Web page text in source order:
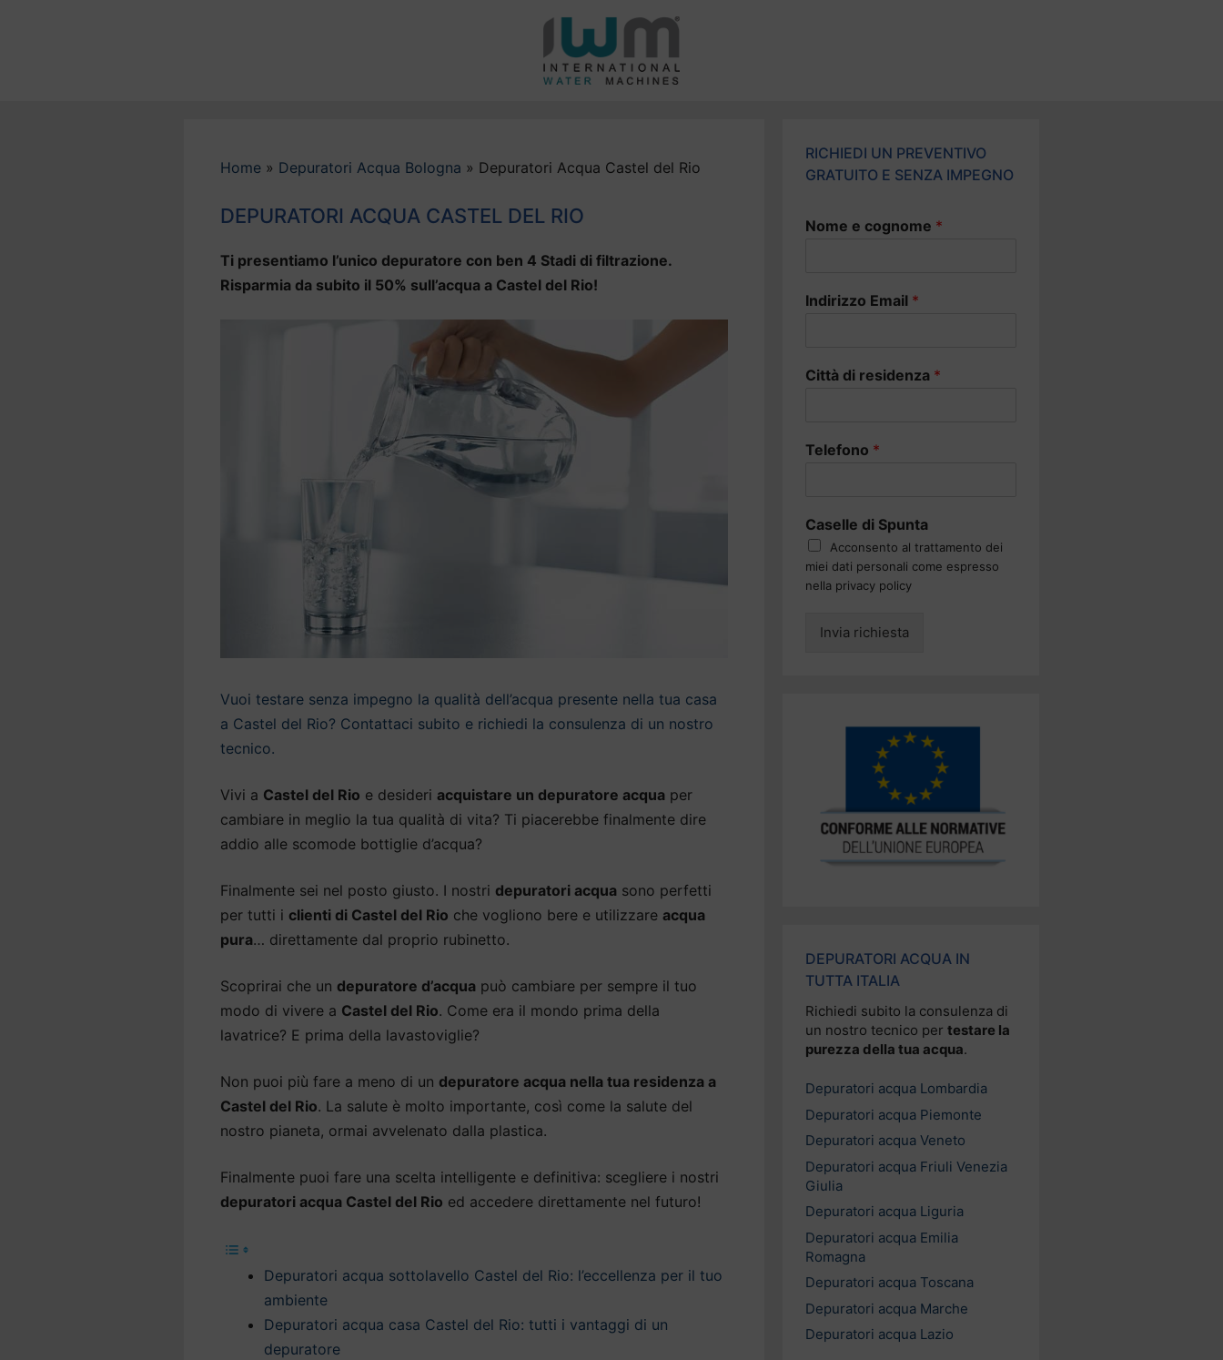
Home » Depuratori Acqua Bologna » Depuratori Acqua Castel del Rio
DEPURATORI ACQUA CASTEL DEL RIO
Ti presentiamo l’unico depuratore con ben 4 Stadi di filtrazione.
Risparmia da subito il 50% sull’acqua a Castel del Rio!
Vuoi testare senza impegno la qualità dell’acqua presente nella tua casa
a Castel del Rio? Contattaci subito e richiedi la consulenza di un nostro
tecnico.
Vivi a Castel del Rio e desideri acquistare un depuratore acqua per
cambiare in meglio la tua qualità di vita? Ti piacerebbe finalmente dire
addio alle scomode bottiglie d’acqua?
Finalmente sei nel posto giusto. I nostri depuratori acqua sono perfetti
per tutti i clienti di Castel del Rio che vogliono bere e utilizzare acqua
pura… direttamente dal proprio rubinetto.
Scoprirai che un depuratore d’acqua può cambiare per sempre il tuo
modo di vivere a Castel del Rio. Come era il mondo prima della
lavatrice? E prima della lavastoviglie?
Non puoi più fare a meno di un depuratore acqua nella tua residenza a
Castel del Rio. La salute è molto importante, così come la salute del
nostro pianeta, ormai avvelenato dalla plastica.
Finalmente puoi fare una scelta intelligente e definitiva: scegliere i nostri
depuratori acqua Castel del Rio ed accedere direttamente nel futuro!
Depuratori acqua sottolavello Castel del Rio: l’eccellenza per il tuo
ambiente
Depuratori acqua casa Castel del Rio: tutti i vantaggi di un
depuratore
RICHIEDI UN PREVENTIVO
GRATUITO E SENZA IMPEGNO
Nome e cognome *
Indirizzo Email *
Città di residenza *
Telefono *
Caselle di Spunta
Acconsento al trattamento dei
miei dati personali come espresso
nella privacy policy
Invia richiesta
DEPURATORI ACQUA IN
TUTTA ITALIA
Richiedi subito la consulenza di
un nostro tecnico per testare la
purezza della tua acqua.
Depuratori acqua Lombardia
Depuratori acqua Piemonte
Depuratori acqua Veneto
Depuratori acqua Friuli Venezia
Giulia
Depuratori acqua Liguria
Depuratori acqua Emilia
Romagna
Depuratori acqua Toscana
Depuratori acqua Marche
Depuratori acqua Lazio